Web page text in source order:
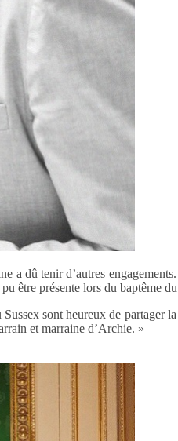
a dû tenir d’autres
être présente lors du baptême
sont heureux de
et marraine d’Archie. »